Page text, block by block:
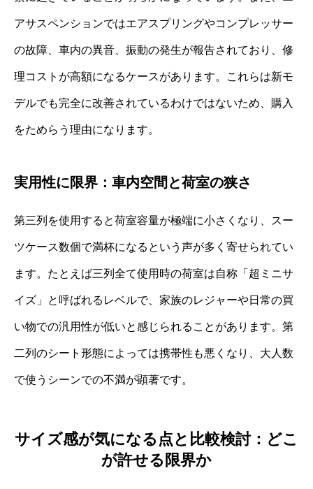
アサスペンションではエアスプリングやコンプレッサー
の故障、車内の異音、振動の発生が報告されており、修
理コストが高額になるケースがあります。これらは新モ
デルでも完全に改善されているわけではないため、購入
をためらう理由になります。
実用性に限界：車内空間と荷室の狭さ
第三列を使用すると荷室容量が極端に小さくなり、スー
ツケース数個で満杯になるという声が多く寄せられてい
ます。たとえば三列全て使用時の荷室は自称「超ミニサ
イズ」と呼ばれるレベルで、家族のレジャーや日常の買
い物での汎用性が低いと感じられることがあります。第
二列のシート形態によっては携帯性も悪くなり、大人数
で使うシーンでの不満が顕著です。
サイズ感が気になる点と比較検討：どこ
が許せる限界か